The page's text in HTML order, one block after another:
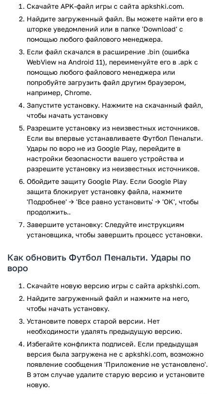
исключительно для того, чтобы вы смогли убить свободное
время.
Данная игра отлично подойдёт любителям футбола! Ведь в
Футбол Пенальти вы сможете сыграть в одну из самых
важных частей реального футбольного матча — это
пенальти. Вы сможете самостоятельно пробивать 11-
метровые удары, а также их отражать в качестве вратаря!
Ну чем не примечательная игра?!
Управление Футбол Пенальти уж слишком простое. Если
же вы пребываете в качестве полевого игрока, который
пробивает прямо сейчас пенальти, то для того, чтобы
пробить — вам нужно провести пальцем в определенную
зону ворот. Именно туда полетит мяч и если же вратарь не
сможет это угадать, то вы забьёте гол! Точно также
совершается процедура отражения пенальти. Находясь в
качестве вратаря вам нужно выбрать часть ворот, куда вы
прыгнете (если угадаете, то вы сможете отразить 11-
метровый удар).
Немного информации о характеристиках
и требованиях мобильной игры Футбол
Пенальти
Футбол Пенальти относится к жанру спортивных игр (это
было сразу же понятно, ведь футбол — самый популярный
спорт в мире).
Отдельно рассмотрим те требования, которые должны
соответствовать вашему смартфону, чтобы вы могли
установить Футбол Пенальти.
Требование по версии андроид — это практически самое
главное, что есть. Ведь если ваше устройство не будет
иметь андроид 5.0 или же больше, то вы никогда не
сможете на нём сыграть в Футбол Пенальти! Тщательно
проверяйте версию андроид своего смартфона, перед тем,
Скачайте APK-файл игры с сайта apkshki.com.
Найдите загруженный файл. Вы можете найти его в
шторке уведомлений или в папке 'Download' с
помощью любого файлового менеджера.
Если файл скачался в расширение .bin (ошибка
WebView на Android 11), переименуйте его в .apk с
помощью любого файлового менеджера или
попробуйте загрузить файл другим браузером,
например, Chrome.
Запустите установку. Нажмите на скачанный файл,
чтобы начать установку
Разрешите установку из неизвестных источников.
Если вы впервые устанавливаете Футбол Пенальти.
Удары по воро не из Google Play, перейдите в
настройки безопасности вашего устройства и
разрешите установку из неизвестных источников.
Обойдите защиту Google Play. Если Google Play
защита блокирует установку файла, нажмите
'Подробнее' → 'Все равно установить' → 'OK', чтобы
продолжить..
Завершите установку: Следуйте инструкциям
установщика, чтобы завершить процесс установки.
Как обновить Футбол Пенальти. Удары по
воро
Скачайте новую версию игры с сайта apkshki.com.
Найдите загруженный файл и нажмите на него,
чтобы начать установку.
Установите поверх старой версии. Нет
необходимости удалять предыдущую версию.
Избегайте конфликта подписей. Если предыдущая
версия была загружена не с apkshki.com, возможно
появление сообщения 'Приложение не установлено'.
В этом случае удалите старую версию и установите
новую.